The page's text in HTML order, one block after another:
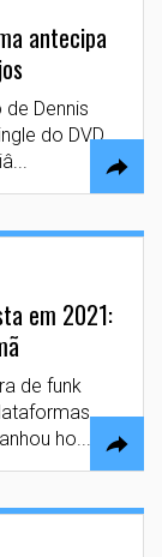
antecipa
Dennis
do DVD
em 2021:
de funk
ho...